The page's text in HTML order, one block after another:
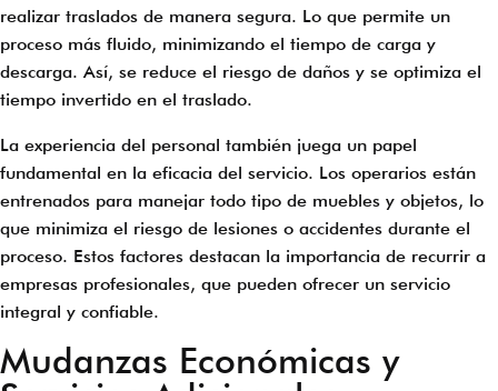
realizar traslados de manera segura. Lo que permite un
proceso más fluido, minimizando el tiempo de carga y
descarga. Así, se reduce el riesgo de daños y se optimiza el
tiempo invertido en el traslado.
La experiencia del personal también juega un papel
fundamental en la eficacia del servicio. Los operarios están
entrenados para manejar todo tipo de muebles y objetos, lo
que minimiza el riesgo de lesiones o accidentes durante el
proceso. Estos factores destacan la importancia de recurrir a
empresas profesionales, que pueden ofrecer un servicio
integral y confiable.
Mudanzas Económicas y